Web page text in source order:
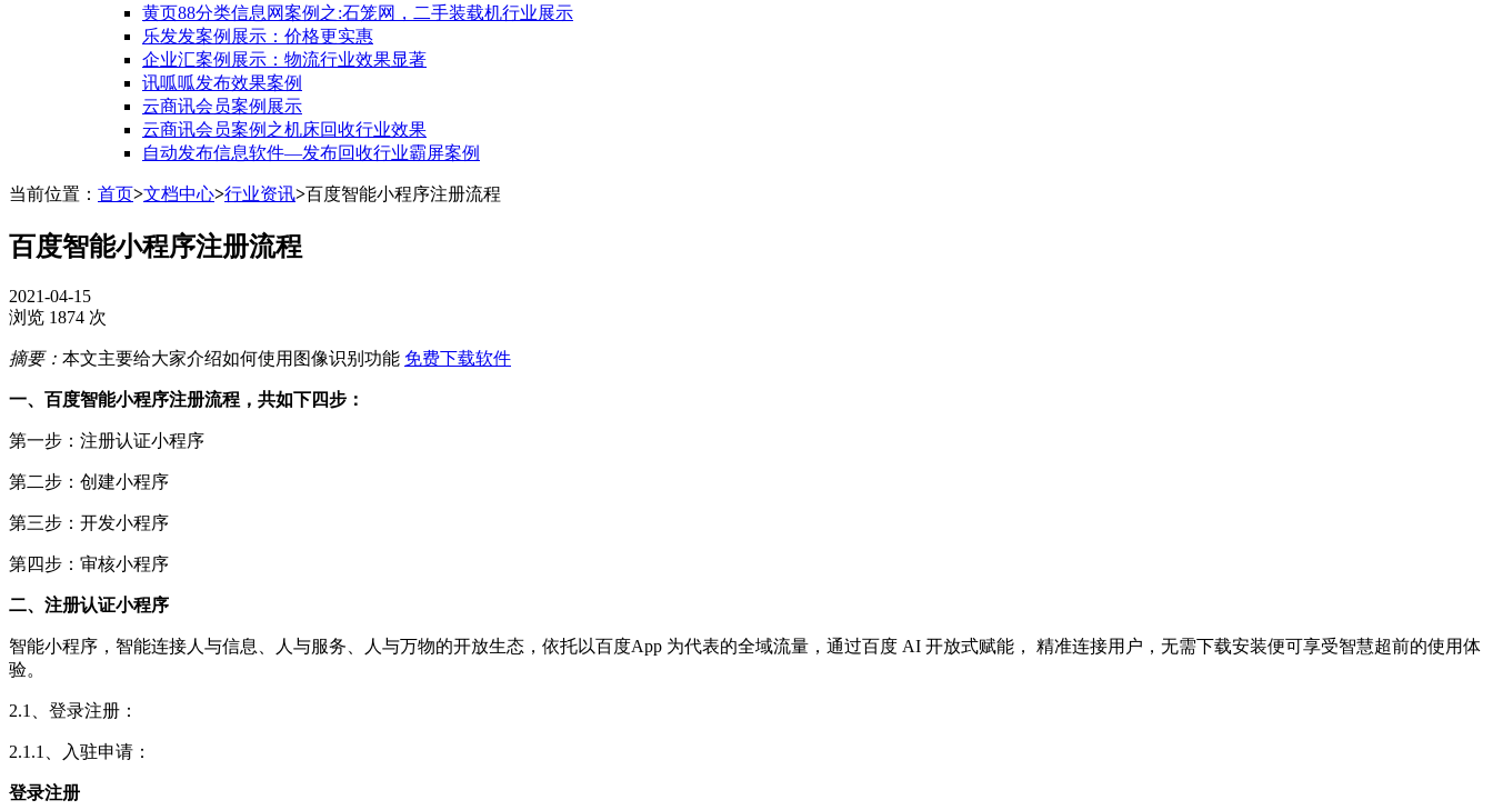
黄页88分类信息网案例之:石笼网，二手装载机行业展示
乐发发案例展示：价格更实惠
企业汇案例展示：物流行业效果显著
讯呱呱发布效果案例
云商讯会员案例展示
云商讯会员案例之机床回收行业效果
自动发布信息软件—发布回收行业霸屏案例
当前位置： 首页>文档中心>行业资讯>百度智能小程序注册流程
百度智能小程序注册流程
2021-04-15
浏览 1874 次
摘要： 本文主要给大家介绍如何使用图像识别功能 免费下载软件
一、百度智能小程序注册流程，共如下四步：
第一步：注册认证小程序
第二步：创建小程序
第三步：开发小程序
第四步：审核小程序
二、注册认证小程序
智能小程序，智能连接人与信息、人与服务、人与万物的开放生态，依托以百度App 为代表的全域流量，通过百度 AI 开放式赋能， 精准连接用户，无需下载安装便可享受智慧超前的使用体
验。
2.1、 登录注册：
2.1.1、入驻申请：
登录注册